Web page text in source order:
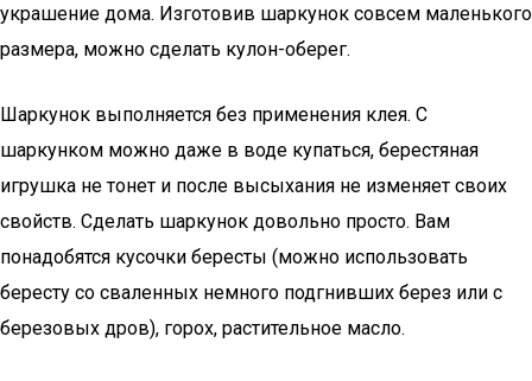
украшение дома. Изготовив шаркунок совсем маленького
размера, можно сделать кулон-оберег.
Шаркунок выполняется без применения клея. С
шаркунком можно даже в воде купаться, берестяная
игрушка не тонет и после высыхания не изменяет своих
свойств. Сделать шаркунок довольно просто. Вам
понадобятся кусочки бересты (можно использовать
бересту со сваленных немного подгнивших берез или с
березовых дров), горох, растительное масло.